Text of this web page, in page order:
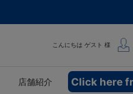
こんにちは ゲスト 様
店舗紹介 Click here